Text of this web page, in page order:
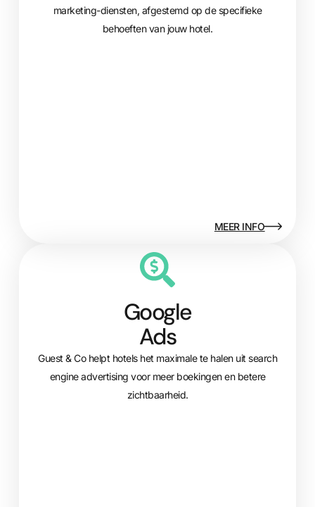
marketing-diensten, afgestemd op de specifieke
behoeften van jouw hotel.
MEER INFO
Google
Ads
Guest & Co helpt hotels het maximale te halen uit search
engine advertising voor meer boekingen en betere
zichtbaarheid.